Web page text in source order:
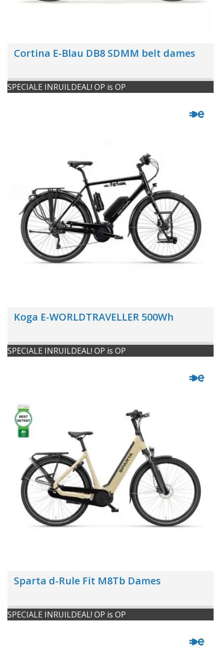
Cortina E-Blau DB8 SDMM belt dames
SPECIALE INRUILDEAL! OP is OP
Koga E-WORLDTRAVELLER 500Wh
SPECIALE INRUILDEAL! OP is OP
Sparta d-Rule Fit M8Tb Dames
SPECIALE INRUILDEAL! OP is OP